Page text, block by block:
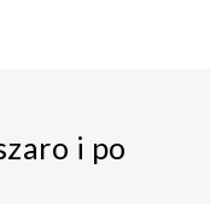
i po